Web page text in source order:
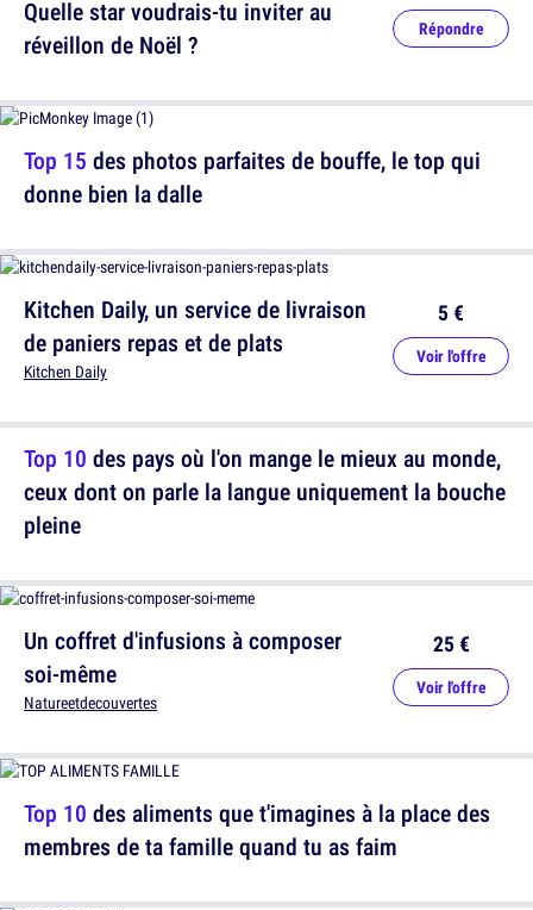
Quelle star voudrais-tu inviter au
réveillon de Noël ?
Répondre
Kitchen Daily, un service de livraison
de paniers repas et de plats
Kitchen Daily
5 €
Voir l'offre
Un coffret d'infusions à composer
soi-même
Natureetdecouvertes
25 €
Voir l'offre
Top 15 des photos parfaites de bouffe, le top qui
donne bien la dalle
Top 10 des pays où l'on mange le mieux au monde,
ceux dont on parle la langue uniquement la bouche
pleine
Top 10 des aliments que t'imagines à la place des
membres de ta famille quand tu as faim